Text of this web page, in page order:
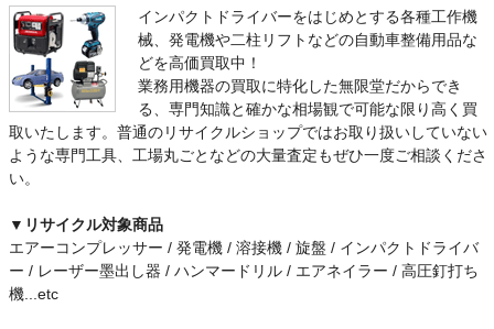
インパクトドライバーをはじめとする各種工作機
械、発電機や二柱リフトなどの自動車整備用品な
どを高価買取中！
業務用機器の買取に特化した無限堂だからでき
る、専門知識と確かな相場観で可能な限り高く買
取いたします。普通のリサイクルショップではお取り扱いしていない
ような専門工具、工場丸ごとなどの大量査定もぜひ一度ご相談くださ
い。
▼リサイクル対象商品
エアーコンプレッサー / 発電機 / 溶接機 / 旋盤 / インパクトドライバ
ー / レーザー墨出し器 / ハンマードリル / エアネイラー / 高圧釘打ち
機...etc